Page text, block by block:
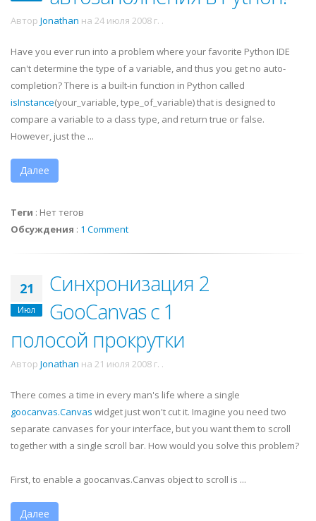
Автор Jonathan на 24 июля 2008 г. .
Have you ever run into a problem where your favorite Python IDE
can't determine the type of a variable, and thus you get no auto-
completion? There is a built-in function in Python called
isInstance(your_variable, type_of_variable) that is designed to
compare a variable to a class type, and return true or false.
However, just the ...
Далее
Теги : Нет тегов
Обсуждения : 1 Comment
21
Июл
Синхронизация 2
GooCanvas с 1
полосой прокрутки
Автор Jonathan на 21 июля 2008 г. .
There comes a time in every man's life where a single
goocanvas.Canvas widget just won't cut it. Imagine you need two
separate canvases for your interface, but you want them to scroll
together with a single scroll bar. How would you solve this problem?
First, to enable a goocanvas.Canvas object to scroll is ...
Далее